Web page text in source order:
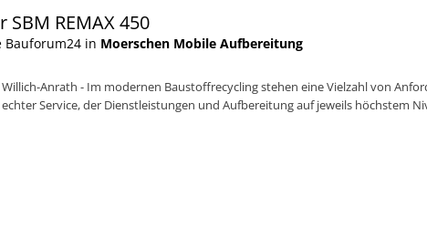
REMAX 450
Bauforum24 in Moerschen Mobile Aufbereitung
Willich-Anrath - Im modernen Baustoffrecycling stehen eine Vielzahl von
echter Service, der Dienstleistungen und Aufbereitung auf jeweils höchstem